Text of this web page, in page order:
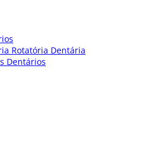
Rotatória Dentária
Dentários